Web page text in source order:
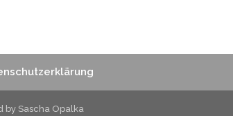
by Sascha Opalka